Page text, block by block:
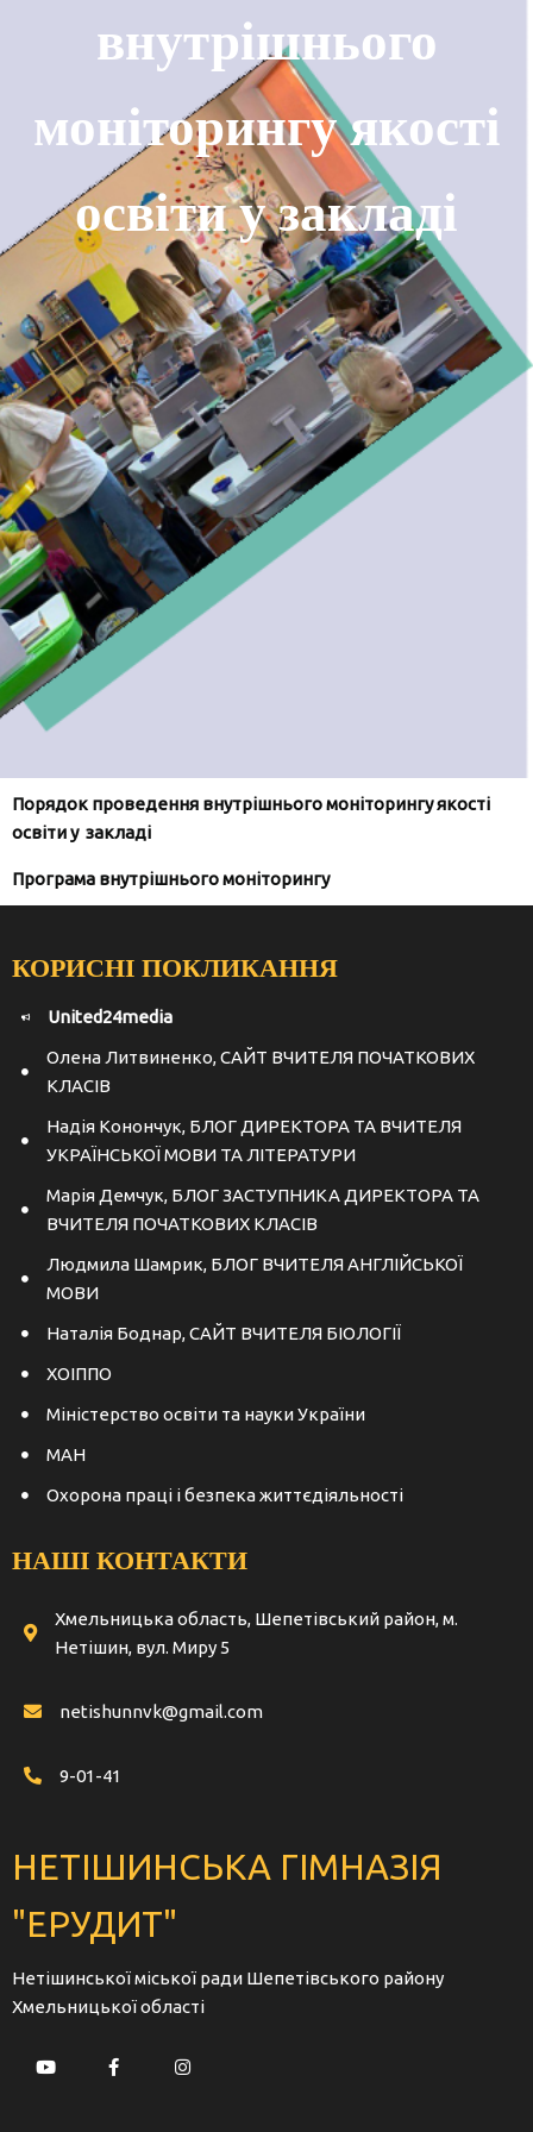
внутрішнього
моніторингу якості
освіти у закладі
Порядок проведення внутрішнього моніторингу якості
освіти у закладі
Програма внутрішнього моніторингу
КОРИСНІ ПОКЛИКАННЯ
United24media
Олена Литвиненко, САЙТ ВЧИТЕЛЯ ПОЧАТКОВИХ
КЛАСІВ
Надія Конончук, БЛОГ ДИРЕКТОРА ТА ВЧИТЕЛЯ
УКРАЇНСЬКОЇ МОВИ ТА ЛІТЕРАТУРИ
Марія Демчук, БЛОГ ЗАСТУПНИКА ДИРЕКТОРА ТА
ВЧИТЕЛЯ ПОЧАТКОВИХ КЛАСІВ
Людмила Шамрик, БЛОГ ВЧИТЕЛЯ АНГЛІЙСЬКОЇ
МОВИ
Наталія Боднар, САЙТ ВЧИТЕЛЯ БІОЛОГІЇ
ХОІППО
Міністерство освіти та науки України
МАН
Охорона праці і безпека життєдіяльності
НАШІ КОНТАКТИ
Хмельницька область, Шепетівський район, м.
Нетішин, вул. Миру 5
netishunnvk@gmail.com
9-01-41
НЕТІШИНСЬКА ГІМНАЗІЯ
"ЕРУДИТ"
Нетішинської міської ради Шепетівського району
Хмельницької області